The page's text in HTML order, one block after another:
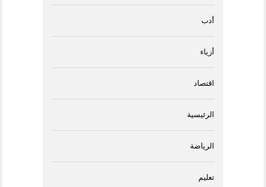
أدب
أزياء
اقتصاد
الرئيسية
الرياضة
تعليم